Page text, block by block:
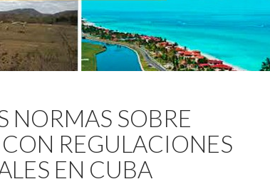
NORMAS SOBRE
REGULACIONES
EN CUBA